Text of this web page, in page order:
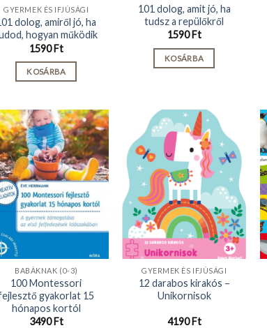
GYERMEK ÉS IFJÚSÁGI
dolog, amiről jó, ha
hogyan működik
1590Ft
KOSÁRBA
101 dolog, amit jó, ha
tudsz a repülőkről
1590Ft
KOSÁRBA
BABÁKNAK (0-3)
100 Montessori
gyakorlat 15
hónapos kortól
3490Ft
GYERMEK ÉS IFJÚSÁGI
12 darabos kirakós –
Unikornisok
4190Ft